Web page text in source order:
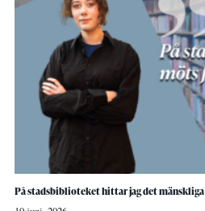
På stadsbiblioteket hittar jag det mänskliga